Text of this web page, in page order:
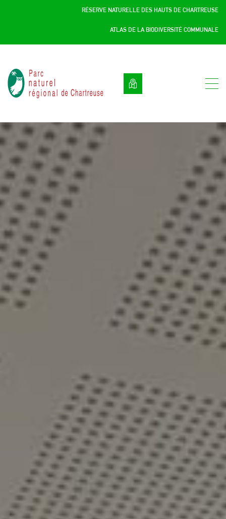
RÉSERVE NATURELLE DES HAUTS DE CHARTREUSE
ATLAS DE LA BIODIVERSITÉ COMMUNALE
Parc
naturel
régional
Chartreuse
Savoie
Isère,
Rhône
Alpes,
France
Panneau de gestion des cookies